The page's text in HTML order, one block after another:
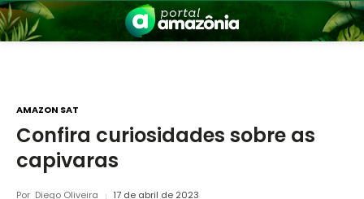
AMAZON SAT
Confira curiosidades sobre as
capivaras
Por Diego Oliveira 17 de abril de 2023